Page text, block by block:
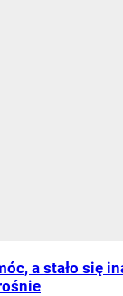
a stało się